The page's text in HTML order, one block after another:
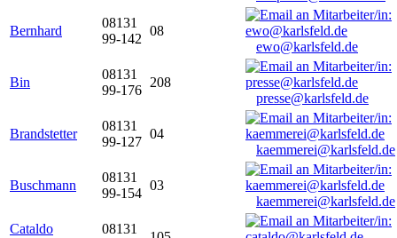
Bernhard
08131
99-142
08
ewo@karlsfeld.de
Bin
08131
99-176
208
presse@karlsfeld.de
Brandstetter
08131
99-127
04
kaemmerei@karlsfeld.de
Buschmann
08131
99-154
03
kaemmerei@karlsfeld.de
Cataldo
08131